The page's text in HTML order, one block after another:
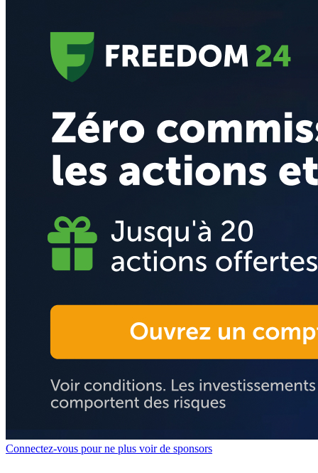
Connectez-vous pour ne plus voir de sponsors